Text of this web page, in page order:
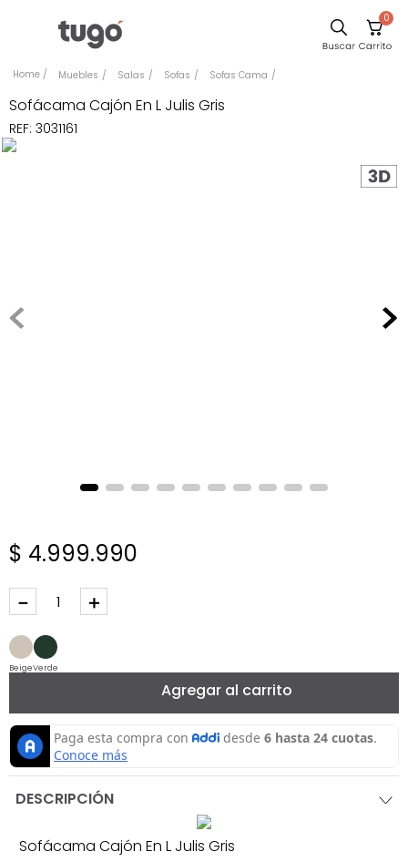
0
Muebles Salas Sofas Sofas Cama
Sofácama Cajón En L Julis Gris
REF: 3031161
$ 4.999.990
＋
－
BeigeVerde
Agregar al carrito
DESCRIPCIÓN
Sofácama Cajón En L Julis Gris
Comedor
Silla